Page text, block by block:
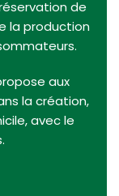
de
la production
aux
la création,
avec le